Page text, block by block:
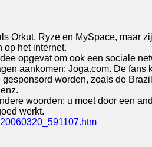
Orkut, Ryze en MySpace,
op het internet.
opgevat om ook een sociale
aankomen: Joga.com. De
worden, zoals de
woorden: u moet door een
werkt.